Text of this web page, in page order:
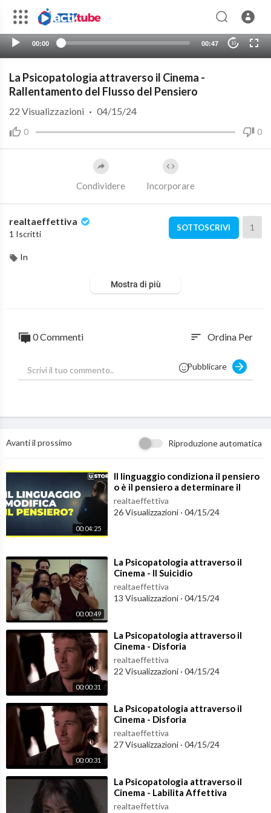
00:00 00:47 10
La Psicopatologia attraverso il Cinema -
Rallentamento del Flusso del Pensiero
0 0
22 Visualizzazioni · 04/15/24
Condividere Incorporare
realtaeffettiva
1 Iscritti
SOTTOSCRIVI 1
In
Mostra di più
0 Commenti sort Ordina Per
Pubblicare
Avanti il prossimo Riproduzione automatica
00:04:25
⁣Il linguaggio condiziona il pensiero
o è il pensiero a determinare il
linguaggio?
realtaeffettiva
26 Visualizzazioni · 04/15/24
00:00:49
⁣La Psicopatologia attraverso il
Cinema - Il Suicidio
realtaeffettiva
13 Visualizzazioni · 04/15/24
00:00:31
⁣La Psicopatologia attraverso il
Cinema - Disforia
realtaeffettiva
22 Visualizzazioni · 04/15/24
00:00:31
⁣La Psicopatologia attraverso il
Cinema - Disforia
realtaeffettiva
27 Visualizzazioni · 04/15/24
⁣La Psicopatologia attraverso il
Cinema - Labilita Affettiva
realtaeffettiva